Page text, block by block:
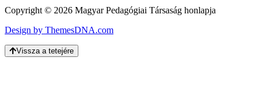
Copyright © 2026 Magyar Pedagógiai Társaság honlapja
Design by ThemesDNA.com
Vissza a tetejére